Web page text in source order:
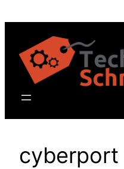
springen
cyberport